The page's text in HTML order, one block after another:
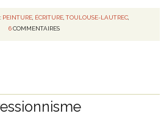
PEINTURE ÉCRITURE ,TOULOUSE-LAUTREC
6 COMMENTAIRES